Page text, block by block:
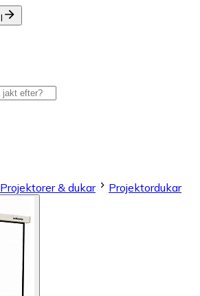
Projektorer & dukar Projektordukar